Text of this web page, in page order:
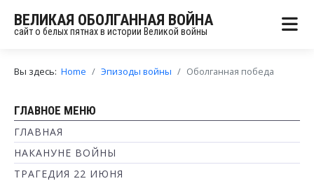
ВЕЛИКАЯ ОБОЛГАННАЯ ВОЙНА
сайт о белых пятнах в истории Великой войны
Вы здесь: Home Эпизоды войны Оболганная победа
ГЛАВНОЕ МЕНЮ
ГЛАВНАЯ
НАКАНУНЕ ВОЙНЫ
ТРАГЕДИЯ 22 ИЮНЯ